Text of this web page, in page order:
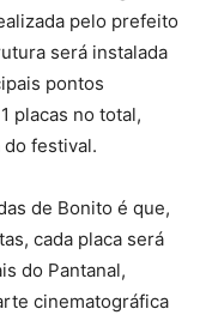
pelo prefeito
será instalada
pontos
placas no total,
do festival.
de Bonito é que,
cada placa será
do Pantanal,
cinematográfica